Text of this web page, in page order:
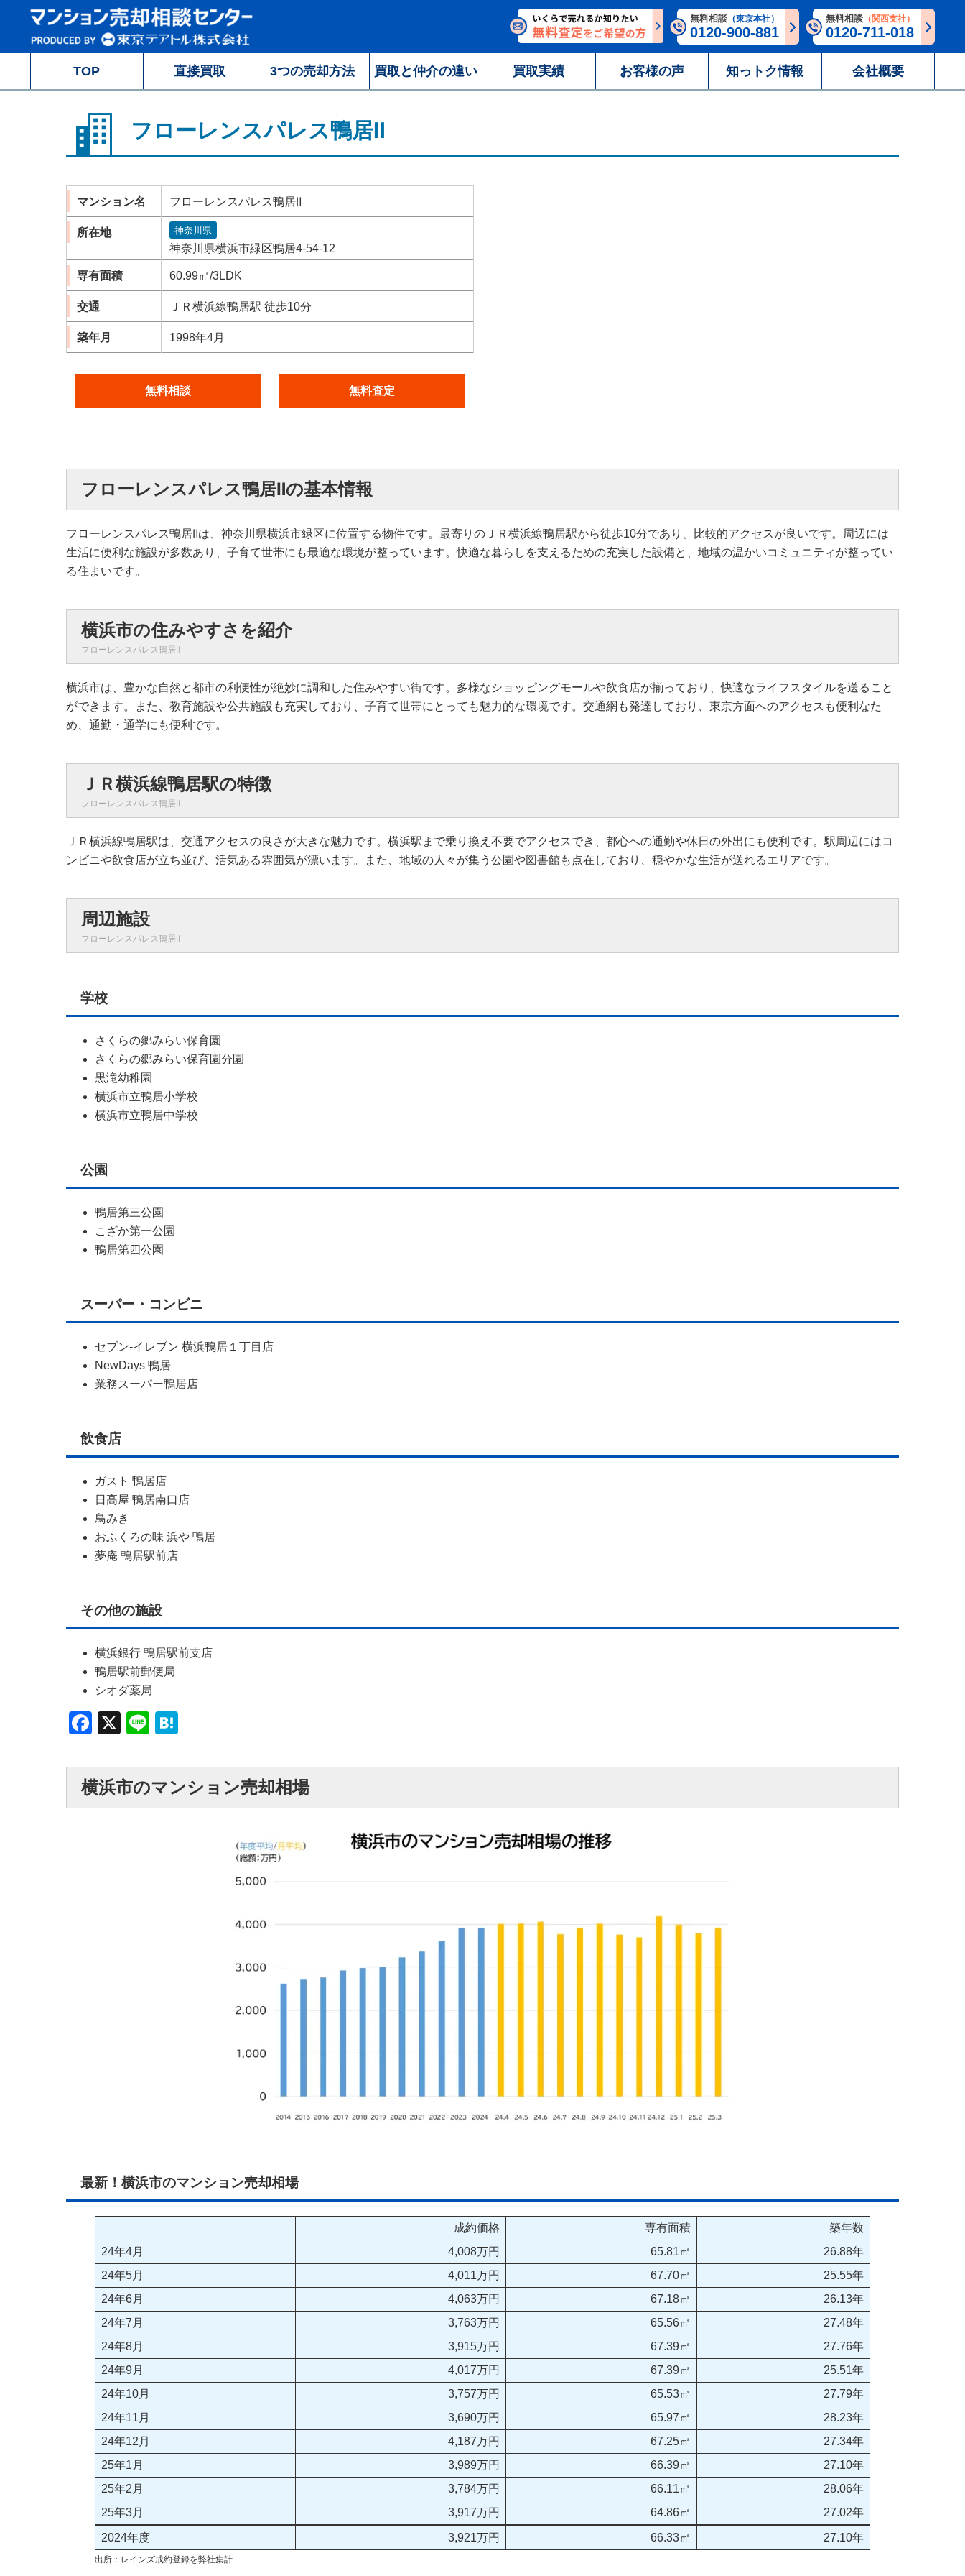
無料相談 （東京本社）
0120-900-881
無料相談 （関西支社）
0120-711-018
TOP 直接買取 3つの売却方法 買取と仲介の違い 買取実績 お客様の声 知っトク情報 会社概要
フローレンスパレス鴨居Ⅱ
マンション名 フローレンスパレス鴨居Ⅱ
所在地 神奈川県
神奈川県横浜市緑区鴨居4-54-12
専有面積 60.99㎡/3LDK
交通 ＪＲ横浜線鴨居駅 徒歩10分
築年月 1998年4月
無料相談 無料査定
フローレンスパレス鴨居Ⅱの基本情報
フローレンスパレス鴨居Ⅱは、神奈川県横浜市緑区に位置する物件です。最寄りのＪＲ横浜線鴨居駅から徒歩10分であり、比較的アクセスが良いです。周辺には
生活に便利な施設が多数あり、子育て世帯にも最適な環境が整っています。快適な暮らしを支えるための充実した設備と、地域の温かいコミュニティが整ってい
る住まいです。
横浜市の住みやすさを紹介
フローレンスパレス鴨居Ⅱ
横浜市は、豊かな自然と都市の利便性が絶妙に調和した住みやすい街です。多様なショッピングモールや飲食店が揃っており、快適なライフスタイルを送ること
ができます。また、教育施設や公共施設も充実しており、子育て世帯にとっても魅力的な環境です。交通網も発達しており、東京方面へのアクセスも便利なた
め、通勤・通学にも便利です。
ＪＲ横浜線鴨居駅の特徴
フローレンスパレス鴨居Ⅱ
ＪＲ横浜線鴨居駅は、交通アクセスの良さが大きな魅力です。横浜駅まで乗り換え不要でアクセスでき、都心への通勤や休日の外出にも便利です。駅周辺にはコ
ンビニや飲食店が立ち並び、活気ある雰囲気が漂います。また、地域の人々が集う公園や図書館も点在しており、穏やかな生活が送れるエリアです。
周辺施設
フローレンスパレス鴨居Ⅱ
学校
さくらの郷みらい保育園
さくらの郷みらい保育園分園
黒滝幼稚園
横浜市立鴨居小学校
横浜市立鴨居中学校
公園
鴨居第三公園
こざか第一公園
鴨居第四公園
スーパー・コンビニ
セブン-イレブン 横浜鴨居１丁目店
NewDays 鴨居
業務スーパー鴨居店
飲食店
ガスト 鴨居店
日高屋 鴨居南口店
鳥みき
おふくろの味 浜や 鴨居
夢庵 鴨居駅前店
その他の施設
横浜銀行 鴨居駅前支店
鴨居駅前郵便局
シオダ薬局
Facebook
X Line
横浜市のマンション売却相場
最新！横浜市のマンション売却相場
成約価格 専有面積
築年数
24年4月
4,008万円 65.81㎡
26.88年
24年5月
4,011万円 67.70㎡
25.55年
24年6月
4,063万円 67.18㎡
26.13年
24年7月
3,763万円 65.56㎡
27.48年
24年8月
3,915万円 67.39㎡
27.76年
24年9月
4,017万円 67.39㎡
25.51年
24年10月
3,757万円 65.53㎡
27.79年
24年11月
3,690万円 65.97㎡
28.23年
24年12月
4,187万円 67.25㎡
27.34年
25年1月
3,989万円 66.39㎡
27.10年
25年2月
3,784万円 66.11㎡
28.06年
25年3月
3,917万円 64.86㎡ 27.02年
2024年度 3,921万円 66.33㎡ 27.10年
出所：レインズ成約登録を弊社集計